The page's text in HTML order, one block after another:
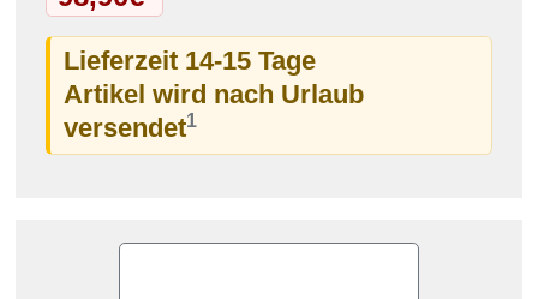
Lieferzeit 14-15 Tage
Artikel wird nach Urlaub
versendet1